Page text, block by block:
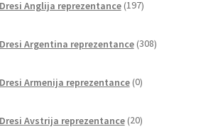
Dresi Anglija reprezentance 197izdelkov
Dresi Argentina reprezentance 308izdelkov
Dresi Armenija reprezentance 0izdelkov
Dresi Avstrija reprezentance 20izdelkov